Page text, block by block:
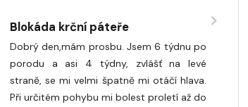
Blokáda krční páteře
Dobrý den,mám prosbu. Jsem 6 týdnu po
porodu a asi 4 týdny, zvlášť na levé
straně, se mi velmi špatně mi otáčí hlava.
Při určitém pohybu mi bolest proletí až do